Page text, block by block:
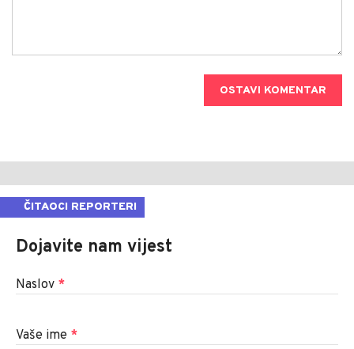
OSTAVI KOMENTAR
ČITAOCI REPORTERI
Dojavite nam vijest
Naslov *
Vaše ime *